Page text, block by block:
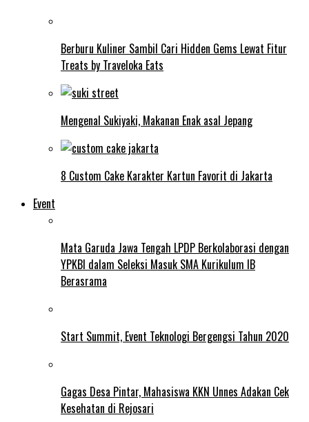
Berburu Kuliner Sambil Cari Hidden Gems Lewat Fitur
Treats by Traveloka Eats
Mengenal Sukiyaki, Makanan Enak asal Jepang
8 Custom Cake Karakter Kartun Favorit di Jakarta
Event
Mata Garuda Jawa Tengah LPDP Berkolaborasi dengan
YPKBI dalam Seleksi Masuk SMA Kurikulum IB
Berasrama
Start Summit, Event Teknologi Bergengsi Tahun 2020
Gagas Desa Pintar, Mahasiswa KKN Unnes Adakan Cek
Kesehatan di Rejosari